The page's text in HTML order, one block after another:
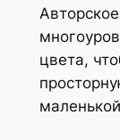
цвета,